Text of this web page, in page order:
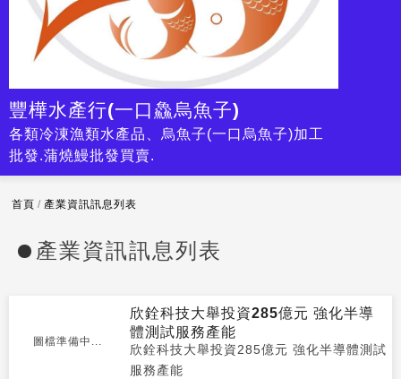
豐樺水產行(一口鱻烏魚子)
各類冷涷漁類水產品、烏魚子(一口烏魚子)加工
批發.蒲燒鰻批發買賣.
首頁 / 產業資訊訊息列表
產業資訊訊息列表
圖檔準備中...
欣銓科技大舉投資285億元 強化半導
體測試服務產能
欣銓科技大舉投資285億元 強化半導體測試
服務產能